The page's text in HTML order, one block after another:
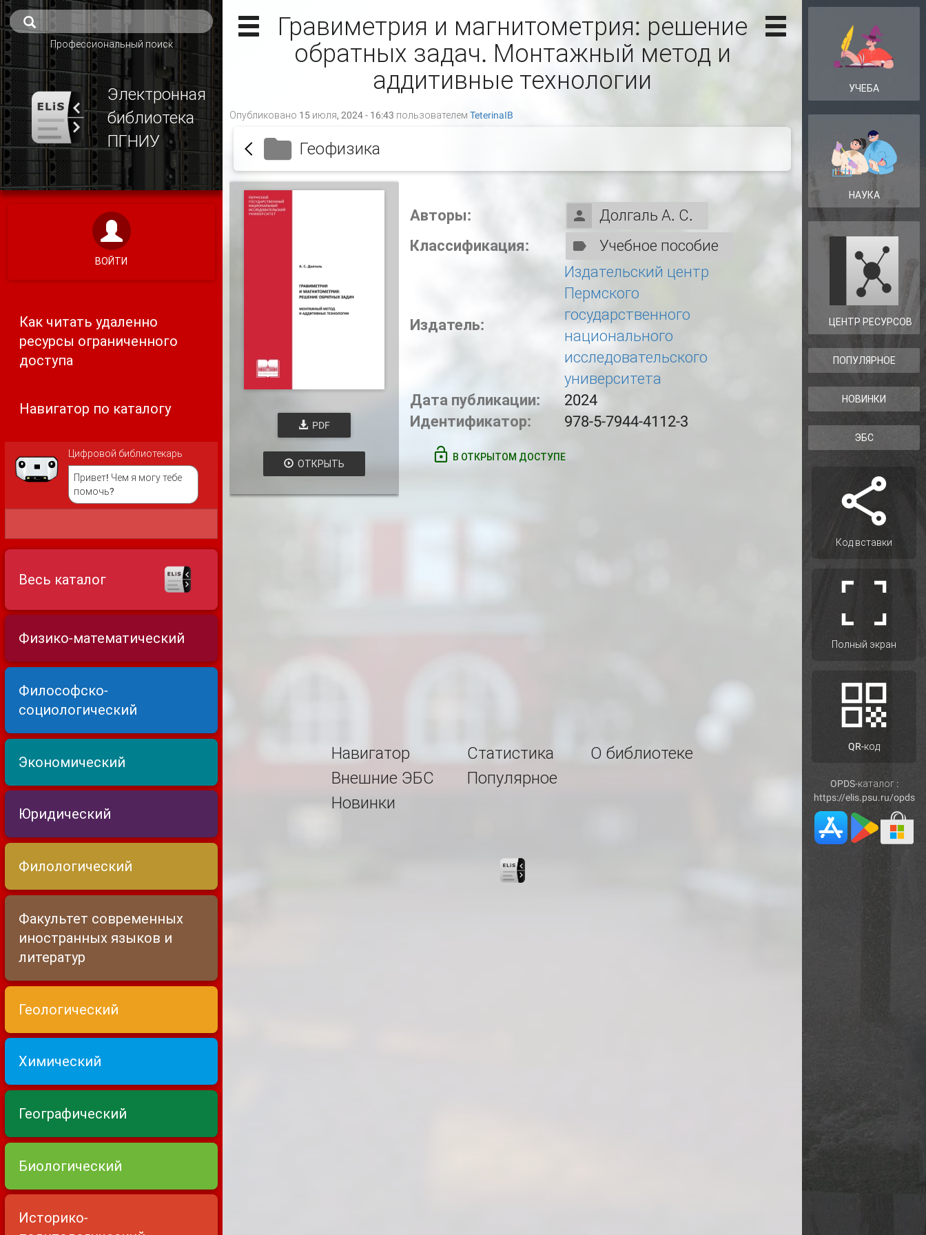
Профессиональный поиск
Электронная
библиотека
ПГНИУ
ВОЙТИ
Как читать удаленно
ресурсы ограниченного
доступа
Навигатор по каталогу
Цифровой библиотекарь
Привет! Чем я могу тебе
помочь?
Весь каталог
Физико-математический
Философско-
социологический
Экономический
Юридический
Филологический
Факультет современных
иностранных языков и
литератур
Геологический
Химический
Географический
Биологический
Историко-
Гравиметрия и магнитометрия: решение
обратных задач. Монтажный метод и
аддитивные технологии
Опубликовано 15 июля, 2024 - 16:43 пользователем TeterinaIB
Геофизика
PDF
ОТКРЫТЬ
Авторы:
Долгаль А. С.
Классификация:
Учебное пособие
Издатель:
Издательский центр
Пермского
государственного
национального
исследовательского
университета
Дата публикации:
2024
Идентификатор:
978-5-7944-4112-3
В ОТКРЫТОМ ДОСТУПЕ
Навигатор
Внешние ЭБС
Новинки
Статистика
Популярное
О библиотеке
УЧЕБА
НАУКА
ЦЕНТР РЕСУРСОВ
ПОПУЛЯРНОЕ
НОВИНКИ
ЭБС
Код вставки
Полный экран
QR-код
OPDS-каталог :
https://elis.psu.ru/opds